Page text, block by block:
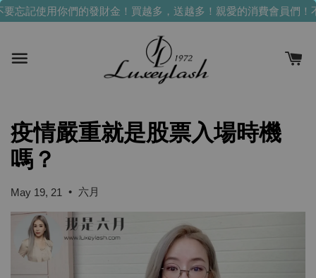
忘記使用你們的發財金！買越多，送越多！親愛的消費會員們！
疫情嚴重就是股票入場時機
嗎？
May 19, 21 • 六月